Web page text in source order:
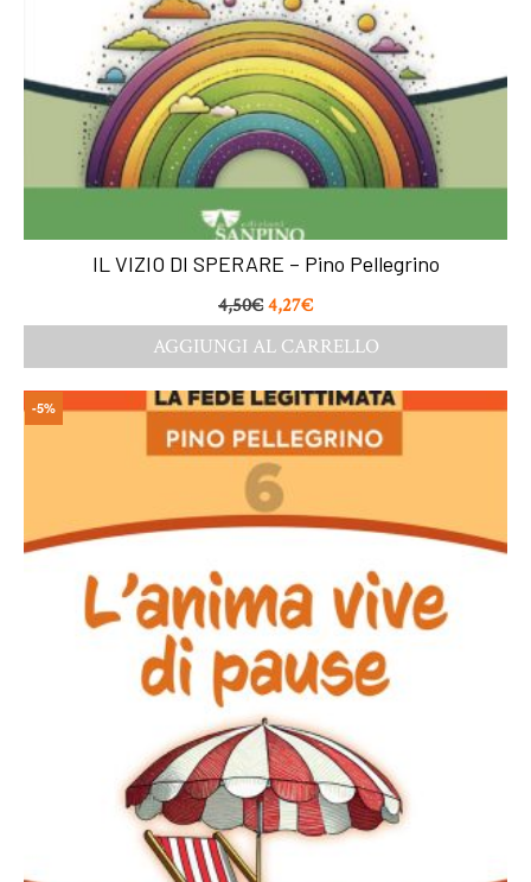
IL VIZIO DI SPERARE – Pino Pellegrino
4,50€4,27€
AGGIUNGI AL CARRELLO
-5%